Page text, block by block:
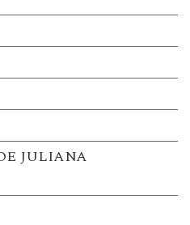
JULIANA